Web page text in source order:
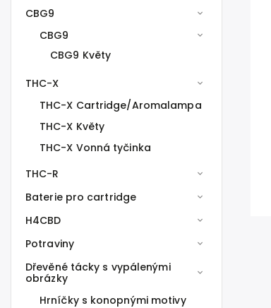
CBG9
CBG9
CBG9 Květy
THC-X
THC-X Cartridge/Aromalampa
THC-X Květy
THC-X Vonná tyčinka
THC-R
Baterie pro cartridge
H4CBD
Potraviny
Dřevěné tácky s vypálenými
obrázky
Hrníčky s konopnými motivy